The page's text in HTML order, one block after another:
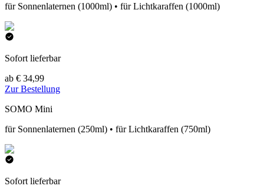
für Sonnenlaternen (1000ml) • für Lichtkaraffen (1000ml)
Sofort lieferbar
ab € 34,99
Zur Bestellung
SOMO Mini
für Sonnenlaternen (250ml) • für Lichtkaraffen (750ml)
Sofort lieferbar